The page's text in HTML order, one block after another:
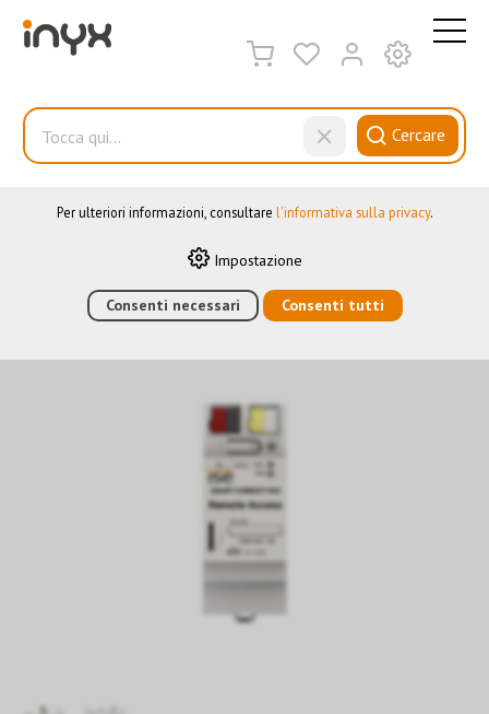
Cercare
Interfacce
E-SHOP › AUTOMAZIONE DEGLI EDIFICI › KNX › SENSORI
INTERFACCE › ISE SMART CONNECT KNX REMOTE ACCESS
QUESTO SITO WEB UTILIZZA I COOKIE
di utilizzare più funzionalità, altri ancora ci aiutano a
comprendere meglio i nostri utenti. Ci aiutano quindi a
ottimizzare costantemente i nostri servizi. Alcuni cookie, se
Per ulteriori informazioni, consultare l'informativa sulla privacy.
Impostazione
Consenti necessari Consenti tutti